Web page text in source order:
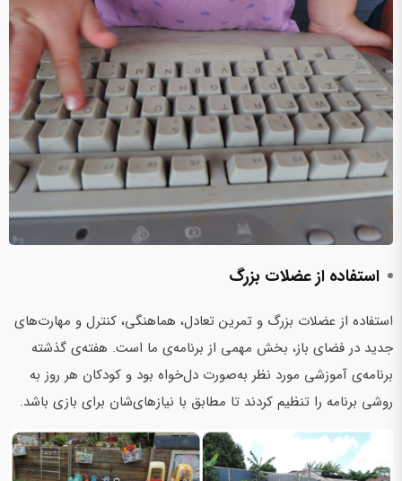
استفاده از عضلات بزرگ
استفاده از عضلات بزرگ و تمرین تعادل، هماهنگی، کنترل و مهارت‌های
جدید در فضای باز، بخش مهمی از برنامه‌ی ما است. هفته‌ی گذشته
برنامه‌ی آموزشی مورد نظر به‌صورت دل‌خواه بود و کودکان هر روز به
روشی برنامه را تنظیم کردند تا مطابق با نیازهای‌شان برای بازی باشد.